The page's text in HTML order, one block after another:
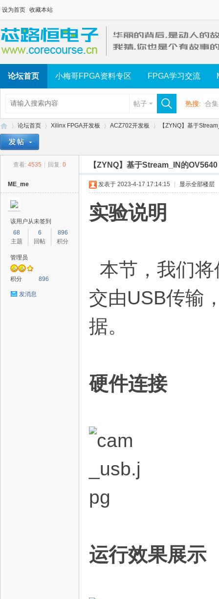
设为首页 收藏本站
论坛首页 小梅哥FPGA资料专区 FPGA学习交流
帖子 热搜: 合集
论坛首页 Xilinx FPGA开发板
›
ACZ702开发板
›
【ZYNQ】基于
查看: 4535 回复: 0 【ZYNQ】基于Stream_IN的
ME_me
该用户从未签到
68
主题
6
回帖
896
积分
管理员
积分 896
发消息
发表于 2023-4-17 17:14:15 显示全部楼层
实验说明
本节，我们
交由USB传输
据。
硬件连接
运行效果展示